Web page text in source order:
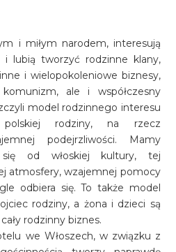
i miłym narodem, interesują
i lubią tworzyć rodzinne klany,
i wielopokoleniowe biznesy,
ale i współczesny
model rodzinnego interesu
rodziny, na rzecz
podejrzliwości. Mamy
się od włoskiej kultury, tej
atmosfery, wzajemnej pomocy
odbiera się. To także model
rodziny, a żona i dzieci są
rodzinny biznes.
we Włoszech, w związku z